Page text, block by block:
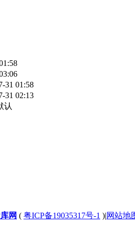
31 01:58
31 02:13
认
网 ( 粤ICP备19035317号-1 )|网站地